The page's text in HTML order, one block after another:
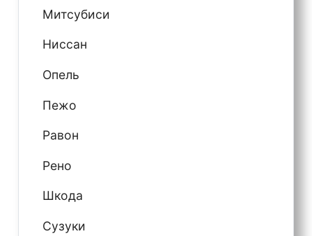
Митсубиси
Ниссан
Опель
Пежо
Равон
Рено
Шкода
Сузуки